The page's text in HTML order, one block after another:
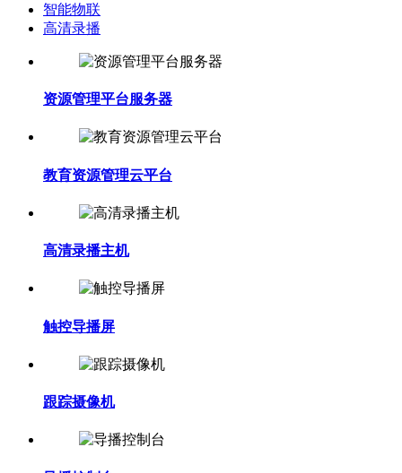
智能物联
高清录播
资源管理平台服务器
教育资源管理云平台
高清录播主机
触控导播屏
跟踪摄像机